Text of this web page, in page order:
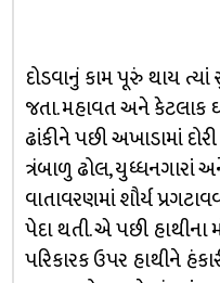
દોડવાનું કામ પૂરું થાય
જતા. મહાવત અને કેટલાક
ઢાંકીને પછી અખાડામાં
ત્રંબાળુ ઢોલ, યુધ્ધનગારાં
વાતાવરણમાં શૌર્ય
પેદા થતી. એ પછી
પરિકારક ઉપર હાથીને